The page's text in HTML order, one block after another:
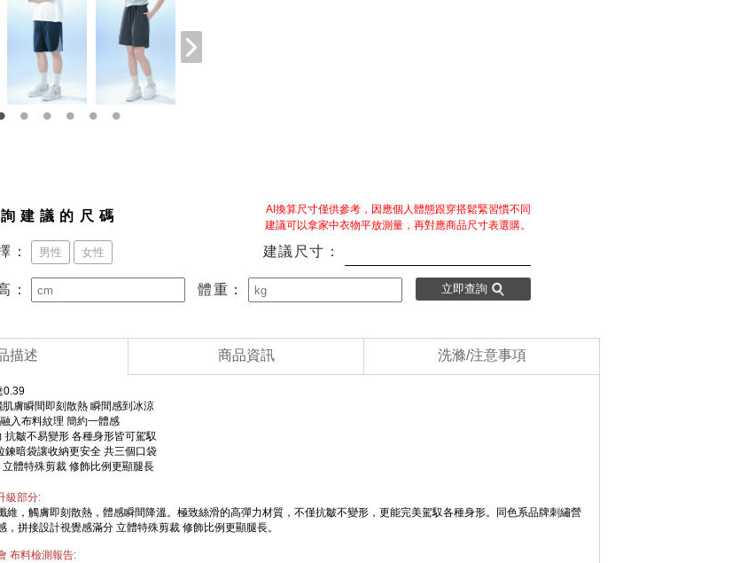
建議的尺碼
AI換算尺寸僅供參考，因應個人體態跟穿搭鬆緊習慣不同
建議可以拿家中衣物平放測量，再對應商品尺寸表選購。
： 男性 女性 建議尺寸：
： 體重： 立即查詢
描述 商品資訊 洗滌/注意事項
0.39
膚瞬間即刻散熱 瞬間感到冰涼
入布料紋理 簡約一體感
抗皺不易變形 各種身形皆可駕馭
鍊暗袋讓收納更安全 共三個口袋
體特殊剪裁 修飾比例更顯腿長
級部分:
維，觸膚即刻散熱，體感瞬間降溫。極致絲滑的高彈力材質，不僅抗皺不變形，更能完美駕馭各種身形。同色系品牌刺繡營
，拼接設計視覺感滿分 立體特殊剪裁 修飾比例更顯腿長。
布料檢測報告: